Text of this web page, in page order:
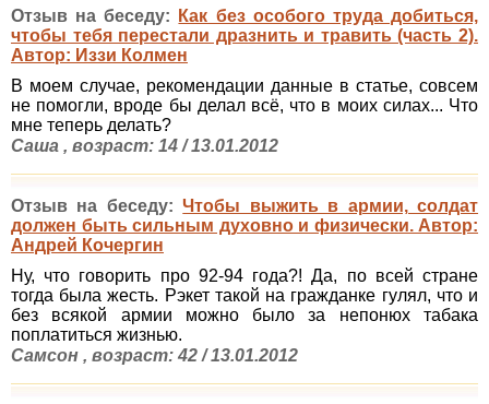
Отзыв на беседу:
Как без особого труда добиться,
чтобы тебя перестали дразнить и травить (часть 2).
Автор: Иззи Колмен
В моем случае, рекомендации данные в статье, совсем
не помогли, вроде бы делал всё, что в моих силах... Что
мне теперь делать?
Саша , возраст: 14 / 13.01.2012
Отзыв на беседу:Чтобы выжить в армии, солдат
должен быть сильным духовно и физически. Автор:
Андрей Кочергин
Ну, что говорить про 92-94 года?! Да, по всей стране
тогда была жесть. Рэкет такой на гражданке гулял, что и
без всякой армии можно было за непонюх табака
поплатиться жизнью.
Самсон , возраст: 42 / 13.01.2012